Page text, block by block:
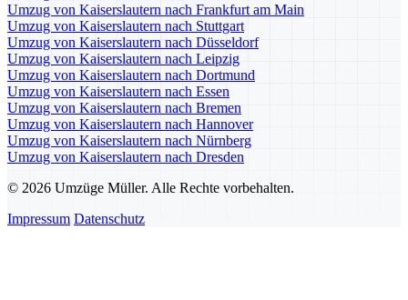
Umzug von Kaiserslautern nach Frankfurt am Main
Umzug von Kaiserslautern nach Stuttgart
Umzug von Kaiserslautern nach Düsseldorf
Umzug von Kaiserslautern nach Leipzig
Umzug von Kaiserslautern nach Dortmund
Umzug von Kaiserslautern nach Essen
Umzug von Kaiserslautern nach Bremen
Umzug von Kaiserslautern nach Hannover
Umzug von Kaiserslautern nach Nürnberg
Umzug von Kaiserslautern nach Dresden
© 2026 Umzüge Müller. Alle Rechte vorbehalten.
Impressum Datenschutz